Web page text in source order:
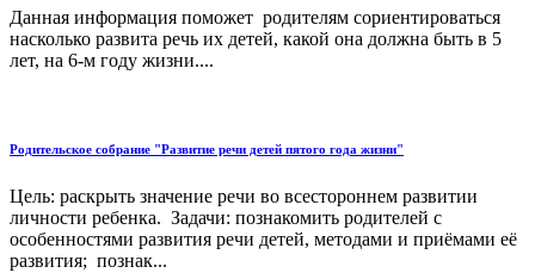
Данная информация поможет родителям сориентироваться
насколько развита речь их детей, какой она должна быть в 5
лет, на 6-м году жизни....
Родительское собрание "Развитие речи детей пятого года жизни"
Цель: раскрыть значение речи во всестороннем развитии
личности ребенка. Задачи: познакомить родителей с
особенностями развития речи детей, методами и приёмами её
развития; познак...